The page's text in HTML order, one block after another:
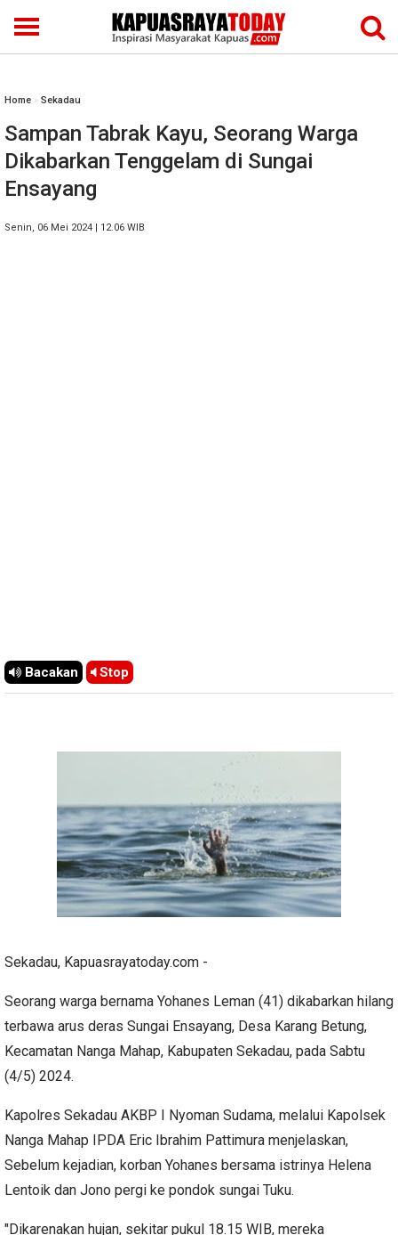
Home » Sekadau
Sampan Tabrak Kayu, Seorang Warga
Dikabarkan Tenggelam di Sungai
Ensayang
Senin, 06 Mei 2024 | 12.06 WIB
Bacakan Stop
Sekadau, Kapuasrayatoday.com -
Seorang warga bernama Yohanes Leman (41) dikabarkan hilang
terbawa arus deras Sungai Ensayang, Desa Karang Betung,
Kecamatan Nanga Mahap, Kabupaten Sekadau, pada Sabtu
(4/5) 2024.
Kapolres Sekadau AKBP I Nyoman Sudama, melalui Kapolsek
Nanga Mahap IPDA Eric Ibrahim Pattimura menjelaskan,
Sebelum kejadian, korban Yohanes bersama istrinya Helena
Lentoik dan Jono pergi ke pondok sungai Tuku.
"Dikarenakan hujan, sekitar pukul 18.15 WIB, mereka